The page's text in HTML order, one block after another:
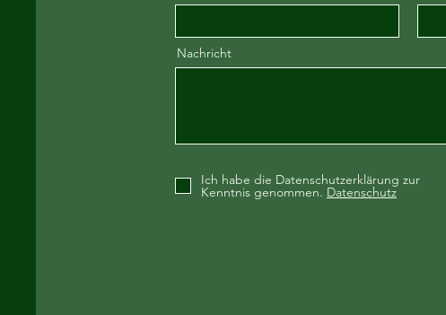
Nachricht
Ich habe die Datenschutzerklärung zur
Kenntnis genommen. Datenschutz